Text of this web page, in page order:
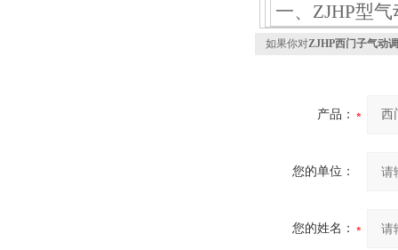
一、ZJHP型
如果你对ZJHP西门子气动
产品：
您的单位：
您的姓名：